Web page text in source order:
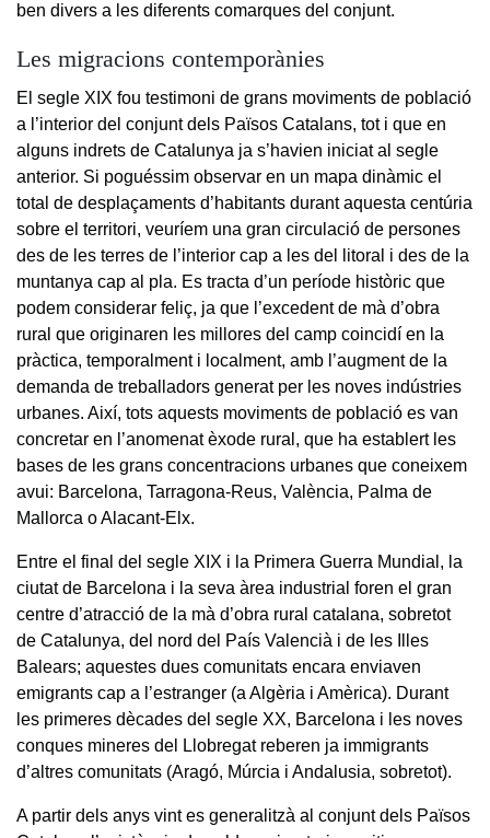
ben divers a les diferents comarques del conjunt.
Les migracions contemporànies
El segle XIX fou testimoni de grans moviments de població
a l’interior del conjunt dels Països Catalans, tot i que en
alguns indrets de Catalunya ja s’havien iniciat al segle
anterior. Si poguéssim observar en un mapa dinàmic el
total de desplaçaments d’habitants durant aquesta centúria
sobre el territori, veuríem una gran circulació de persones
des de les terres de l’interior cap a les del litoral i des de la
muntanya cap al pla. Es tracta d’un període històric que
podem considerar feliç, ja que l’excedent de mà d’obra
rural que originaren les millores del camp coincidí en la
pràctica, temporalment i localment, amb l’augment de la
demanda de treballadors generat per les noves indústries
urbanes. Així, tots aquests moviments de població es van
concretar en l’anomenat èxode rural, que ha establert les
bases de les grans concentracions urbanes que coneixem
avui: Barcelona, Tarragona-Reus, València, Palma de
Mallorca o Alacant-Elx.
Entre el final del segle XIX i la Primera Guerra Mundial, la
ciutat de Barcelona i la seva àrea industrial foren el gran
centre d’atracció de la mà d’obra rural catalana, sobretot
de Catalunya, del nord del País Valencià i de les Illes
Balears; aquestes dues comunitats encara enviaven
emigrants cap a l’estranger (a Algèria i Amèrica). Durant
les primeres dècades del segle XX, Barcelona i les noves
conques mineres del Llobregat reberen ja immigrants
d’altres comunitats (Aragó, Múrcia i Andalusia, sobretot).
A partir dels anys vint es generalitzà al conjunt dels Països